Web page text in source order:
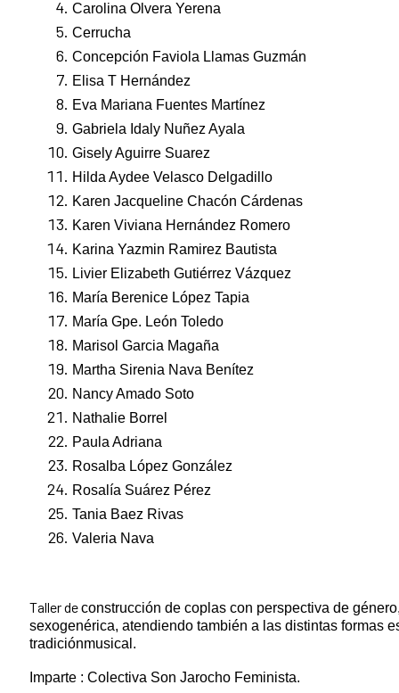
Carolina Olvera Yerena
Cerrucha
Concepción Faviola Llamas Guzmán
Elisa T Hernández
Eva Mariana Fuentes Martínez
Gabriela Idaly Nuñez Ayala
Gisely Aguirre Suarez
Hilda Aydee Velasco Delgadillo
Karen Jacqueline Chacón Cárdenas
Karen Viviana Hernández Romero
Karina Yazmin Ramirez Bautista
Livier Elizabeth Gutiérrez Vázquez
María Berenice López Tapia
María Gpe. León Toledo
Marisol Garcia Magaña
Martha Sirenia Nava Benítez
Nancy Amado Soto
Nathalie Borrel
Paula Adriana
Rosalba López González
Rosalía Suárez Pérez
Tania Baez Rivas
Valeria Nava
Taller deconstrucción de coplas con perspectiva de
sexogenérica, atendiendo también a las distintas formas
tradiciónmusical.
Imparte : Colectiva Son Jarocho Feminista.